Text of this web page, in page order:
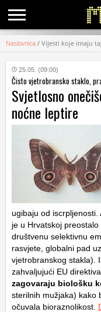
KATEGORIJE
HRVATSKI
WEB
Naslovnica / Vijesti koje imaju
25.05. (09:00)
Čisto vjetrobransko staklo,
Svjetlosno
noćne leptire
ugibaju od
je u Hrvatskoj
društvenu selektivnu
rasvjete, globalni pad
vjetrobranskog stakla).
zahvaljujući EU
zagovaraju biološku
sterilnih mužjaka) kako
očuvala bioraznolikost.